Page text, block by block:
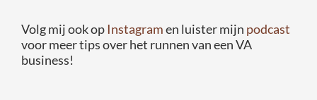
Volg mij ook op Instagramen luister mijn podcast
voor meer tips over het runnen van een VA
business!